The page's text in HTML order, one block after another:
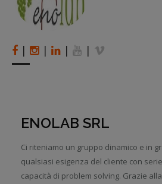
| | | |
ENOLAB SRL
Ci riteniamo un gruppo dinamico e in
qualsiasi esigenza del cliente con
capacità di problem solving. Grazie